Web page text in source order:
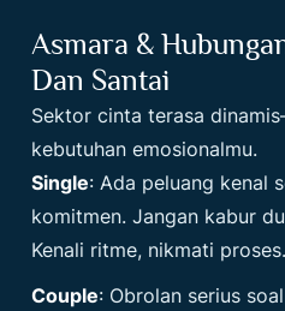
Asmara &
Dan Santai
Sektor cinta terasa
kebutuhan emosionalmu.
Single: Ada peluang kenal
komitmen. Jangan kabur
Kenali ritme, nikmati proses.
Couple: Obrolan serius